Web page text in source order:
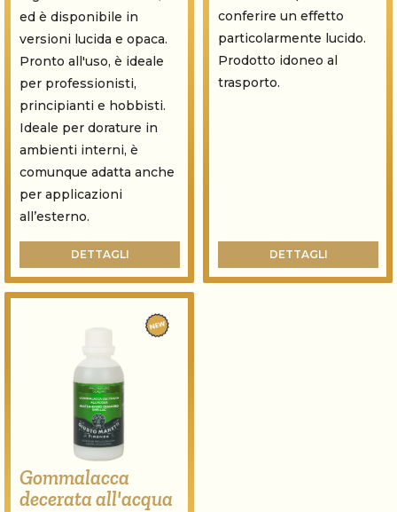
ed è disponibile in
versioni lucida e opaca.
Pronto all'uso, è ideale
per professionisti,
principianti e hobbisti.
Ideale per dorature in
ambienti interni, è
comunque adatta anche
per applicazioni
all’esterno.
DETTAGLI
conferire un effetto
particolarmente lucido.
Prodotto idoneo al
trasporto.
DETTAGLI
Gommalacca
decerata all'acqua